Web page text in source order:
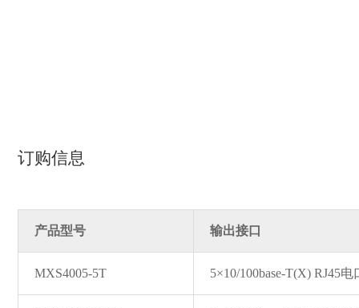
订购信息
产品型号 输出接口
MXS4005-5T 5×10/100base-T(X) RJ45电